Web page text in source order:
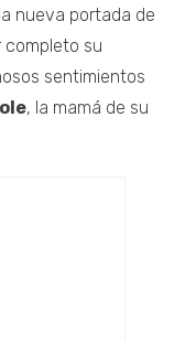
nueva portada de
completo su
sentimientos
, la mamá de su